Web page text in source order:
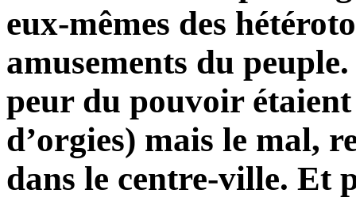
eux-mêmes des
amusements du
peur du pouvoir
d’orgies) mais le mal,
dans le centre-ville. Et